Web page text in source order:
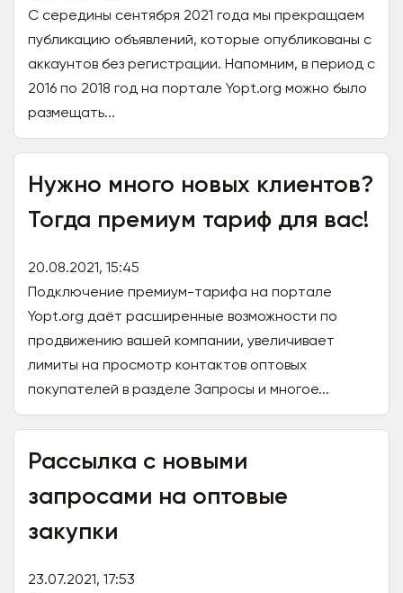
С середины сентября 2021 года мы прекращаем
публикацию объявлений, которые опубликованы с
аккаунтов без регистрации. Напомним, в период с
2016 по 2018 год на портале Yopt.org можно было
размещать...
Нужно много новых клиентов?
Тогда премиум тариф для вас!
20.08.2021, 15:45
Подключение премиум-тарифа на портале
Yopt.org даёт расширенные возможности по
продвижению вашей компании, увеличивает
лимиты на просмотр контактов оптовых
покупателей в разделе Запросы и многое...
Рассылка с новыми
запросами на оптовые
закупки
23.07.2021, 17:53